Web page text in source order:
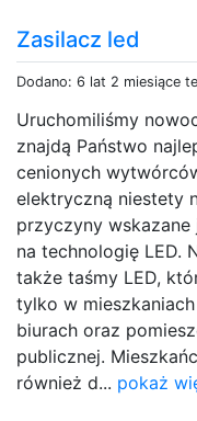
Zasilacz led
Dodano: 6 lat 2 miesiące
Uruchomiliśmy
znajdą Państwo
cenionych
elektryczną niestety
przyczyny
na technologię LED.
także taśmy LED,
tylko w
biurach oraz
publicznej.
również d... pokaż